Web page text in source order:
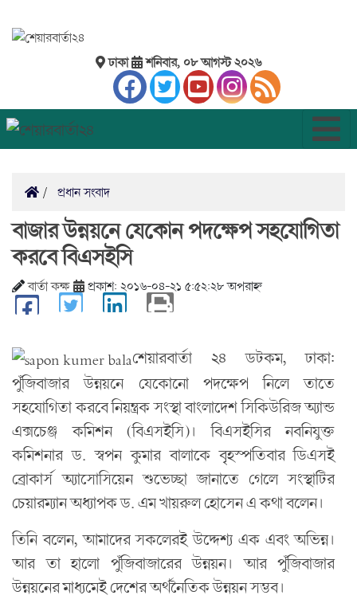
ঢাকা শনিবার, ০৮ আগস্ট ২০২৬
প্রধান সংবাদ
বাজার উন্নয়নে যেকোন পদক্ষেপ সহযোগিতা
করবে বিএসইসি
বার্তা কক্ষ প্রকাশ: ২০১৬-০৪-২১ ৫:৫২:২৮ অপরাহ্ন
শেয়ারবার্তা ২৪ ডটকম, ঢাকা:
পুঁজিবাজার উন্নয়নে যেকোনো পদক্ষেপ নিলে তাতে
সহযোগিতা করবে নিয়ন্ত্রক সংস্থা বাংলাদেশ সিকিউরিজ অ্যান্ড
এক্সচেঞ্জ কমিশন (বিএসইসি)। বিএসইসির নবনিযুক্ত
কমিশনার ড. স্বপন কুমার বালাকে বৃহস্পতিবার ডিএসই
ব্রোকার্স অ্যাসোসিয়েন শুভেচ্ছা জানাতে গেলে সংস্থাটির
চেয়ারম্যান অধ্যাপক ড. এম খায়রুল হোসেন এ কথা বলেন।
তিনি বলেন, আমাদের সকলেরই উদ্দেশ্য এক এবং অভিন্ন।
আর তা হালো পুঁজিবাজারের উন্নয়ন। আর পুঁজিবাজার
উন্নয়নের মাধ্যমেই দেশের অর্থনৈতিক উন্নয়ন সম্ভব।